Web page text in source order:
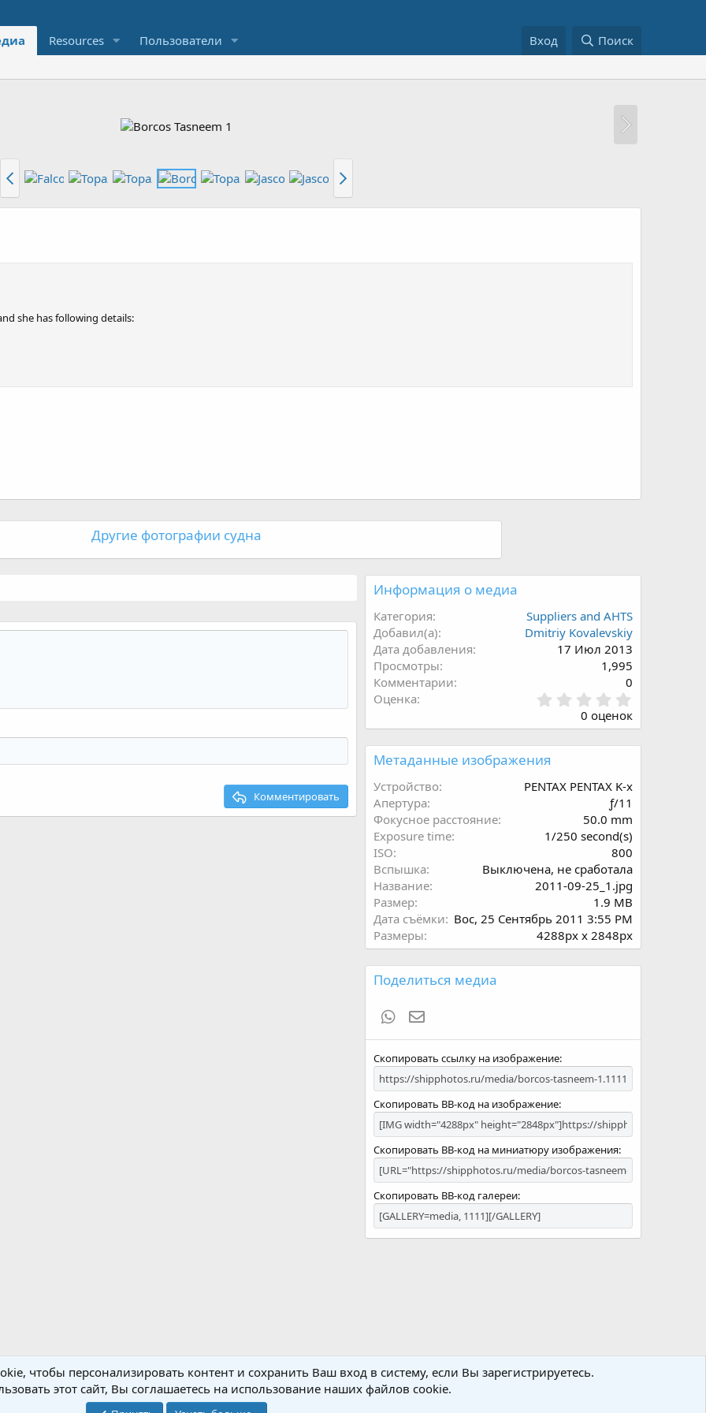
Resources Пользователи Вход Поиск
she has following details:
Другие фотографии судна
Комментировать
Информация о медиа
Категория
Suppliers and AHTS
Добавил(а)
Dmitriy Kovalevskiy
Дата добавления
17 Июл 2013
Просмотры
1,995
Комментарии
0
Оценка
.
0
0
ё
0 оценок
Метаданные изображения
Устройство
PENTAX PENTAX K-x
Апертура
ƒ/11
Фокусное расстояние
50.0 mm
Exposure time
1/250 second(s)
ISO
800
Вспышка
Выключена, не сработала
Название
2011-09-25_1.jpg
Размер
1.9 MB
Дата съёмки
Вос, 25 Сентябрь 2011 3:55 PM
Размеры
4288px x 2848px
Поделиться медиа
WhatsApp
Скопировать ссылку на изображение
Скопировать BB-код на изображение
Скопировать BB-код на миниатюру изображения
Скопировать BB-код галереи
Обратная связь Условия и правила Политика конфиденциальности
чтобы персонализировать контент и сохранить Ваш вход в систему, если Вы зарегистрируетесь.
этот сайт, Вы соглашаетесь на использование наших файлов cookie.